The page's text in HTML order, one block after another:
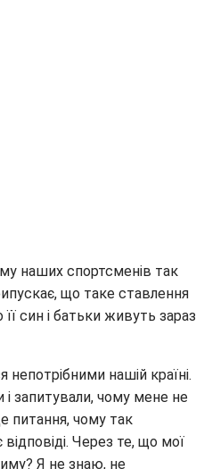
наших спортсменів так
що таке ставлення
син і батьки живуть зараз
нашій країні.
запитували, чому мене не
питання, чому так
Через те, що мої
Я не знаю, не